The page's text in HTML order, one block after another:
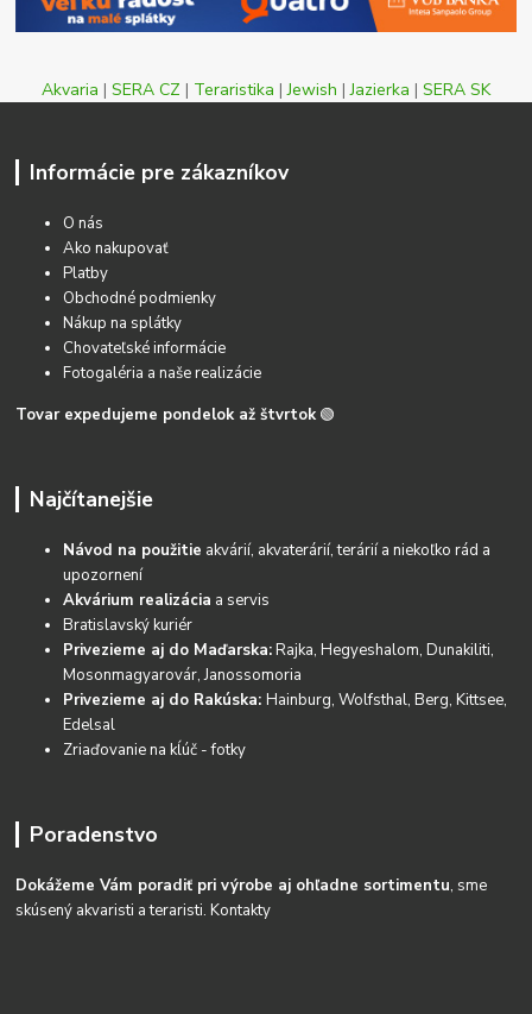
Akvaria | SERA CZ | Teraristika |Jewish |Jazierka | SERA SK
Informácie pre zákazníkov
O nás
Ako nakupovať
Platby
Obchodné podmienky
Nákup na splátky
Chovateľské informácie
Fotogaléria a naše realizácie
Tovar expedujeme pondelok až štvrtok 🟢
Najčítanejšie
Návod na použitie akvárií, akvaterárií, terárií a niekoľko rád a
upozornení
Akvárium realizácia a servis
Bratislavský kuriér
Privezieme aj do Maďarska:Rajka, Hegyeshalom, Dunakiliti,
Mosonmagyarovár, Janossomoria
Privezieme aj do Rakúska:Hainburg, Wolfsthal, Berg, Kittsee,
Edelsal
Zriaďovanie na kĺúč - fotky
Poradenstvo
Dokážeme Vám poradiť pri výrobe aj ohľadne sortimentu, sme
skúsený akvaristi a teraristi.Kontakty